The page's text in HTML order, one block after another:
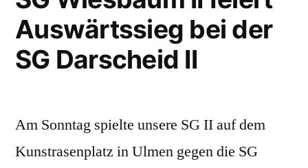
Auswärtssieg bei der
SG Darscheid II
Am Sonntag spielte unsere SG II auf dem
Kunstrasenplatz in Ulmen gegen die SG